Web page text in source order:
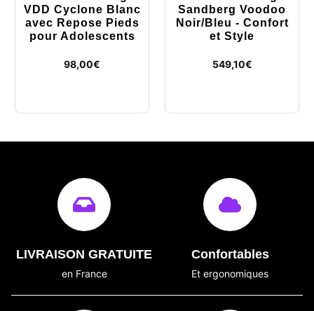
VDD Cyclone Blanc
avec Repose Pieds
pour Adolescents
98,00€
Sandberg Voodoo
Noir/Bleu - Confort
et Style
549,10€
LIVRAISON GRATUITE
en France
Confortables
Et ergonomiques